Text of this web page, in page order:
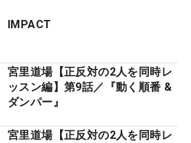
IMPACT
宮里道場【正反対の2人を同時レ
ッスン編】第9話／『動く順番 &
ダンパー』
宮里道場【正反対の2人を同時レ